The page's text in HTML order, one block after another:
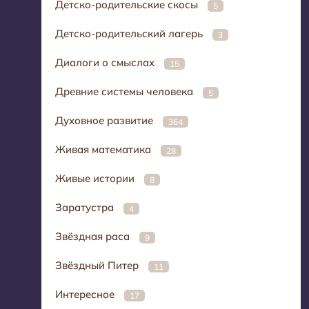
Детско-родительские скосы 5
Детско-родительский лагерь 3
Диалоги о смыслах 15
Древние системы человека 5
Духовное развитие 364
Живая математика 28
Живые истории 8
Заратустра 4
Звёздная раса 9
Звёздный Питер 11
Интересное 17